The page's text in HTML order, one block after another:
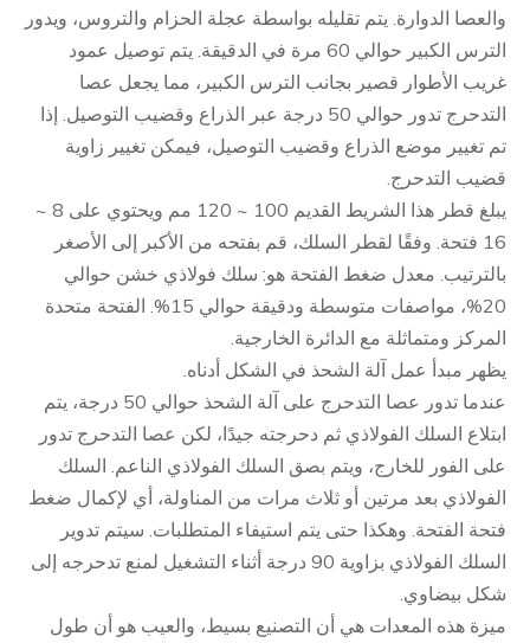
والعصا الدوارة. يتم تقليله بواسطة عجلة الحزام والتروس، ويدور
الترس الكبير حوالي 60 مرة في الدقيقة. يتم توصيل عمود
غريب الأطوار قصير بجانب الترس الكبير، مما يجعل عصا
التدحرج تدور حوالي 50 درجة عبر الذراع وقضيب التوصيل. إذا
تم تغيير موضع الذراع وقضيب التوصيل، فيمكن تغيير زاوية
قضيب التدحرج.
يبلغ قطر هذا الشريط القديم 100 ~ 120 مم ويحتوي على 8 ~
16 فتحة. وفقًا لقطر السلك، قم بفتحه من الأكبر إلى الأصغر
بالترتيب. معدل ضغط الفتحة هو: سلك فولاذي خشن حوالي
20%، مواصفات متوسطة ودقيقة حوالي 15%. الفتحة متحدة
المركز ومتماثلة مع الدائرة الخارجية.
يظهر مبدأ عمل آلة الشحذ في الشكل أدناه.
عندما تدور عصا التدحرج على آلة الشحذ حوالي 50 درجة، يتم
ابتلاع السلك الفولاذي ثم دحرجته جيدًا، لكن عصا التدحرج تدور
على الفور للخارج، ويتم بصق السلك الفولاذي الناعم. السلك
الفولاذي بعد مرتين أو ثلاث مرات من المناولة، أي لإكمال ضغط
فتحة الفتحة. وهكذا حتى يتم استيفاء المتطلبات. سيتم تدوير
السلك الفولاذي بزاوية 90 درجة أثناء التشغيل لمنع تدحرجه إلى
شكل بيضاوي.
ميزة هذه المعدات هي أن التصنيع بسيط، والعيب هو أن طول